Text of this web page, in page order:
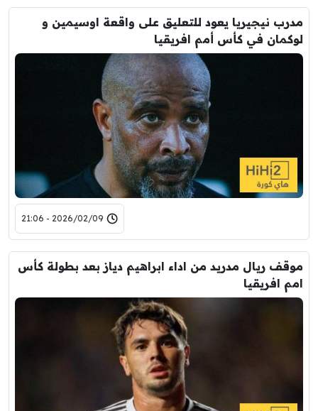
مدرب نيجيريا يعود للتعليق على واقعة اوسيمين و
لوكمان في كأس أمم افريقيا
2026/02/09 - 21:06
موقف ريال مدريد من اداء ابراهيم دياز بعد بطولة كأس
امم افريقيا